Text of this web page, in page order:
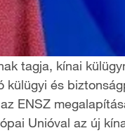
tagja, kínai
és
ENSZ
Unióval az új